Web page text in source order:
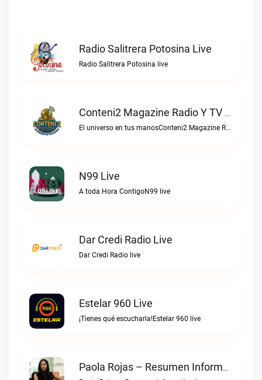
Radio Salitrera Potosina Live
Radio Salitrera Potosina live
Conteni2 Magazine Radio Y TV Digital Live
El universo en tus manosConteni2 Magazine Radio y TV Digital live
N99 Live
A toda Hora ContigoN99 live
Dar Credi Radio Live
Dar Credi Radio live
Estelar 960 Live
¡Tienes qué escucharla!Estelar 960 live
Paola Rojas – Resumen Informativo Live